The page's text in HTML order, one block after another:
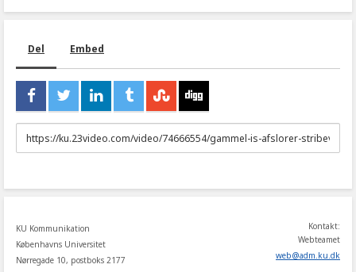
Del Embed
URL
to
KU Kommunikation
Københavns Universitet
Nørregade 10, postboks 2177
Kontakt:
Webteamet
web@adm.ku.dk